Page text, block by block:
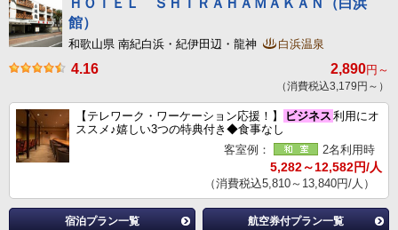
館）
和歌山県 南紀白浜・紀伊田辺・龍神 白浜温泉
4.16 2,890円～
（消費税込3,179円～）
【テレワーク・ワーケーション応援！】 ビジネス 利用にオ
ススメ♪嬉しい3つの特典付き◆食事なし
客室例：
2名利用時
5,282～12,582円/人
（消費税込5,810～13,840円/人）
宿泊プラン一覧 航空券付プラン一覧